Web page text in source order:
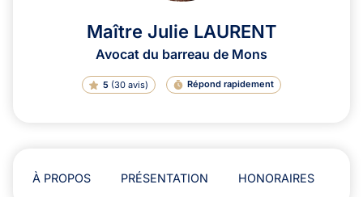
Maître Julie LAURENT
Avocat du barreau de Mons
5 (30 avis) Répond rapidement
À PROPOS PRÉSENTATION HONORAIRES